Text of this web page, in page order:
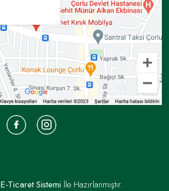
E-Ticaret Sistemi İle Hazırlanmıştır.